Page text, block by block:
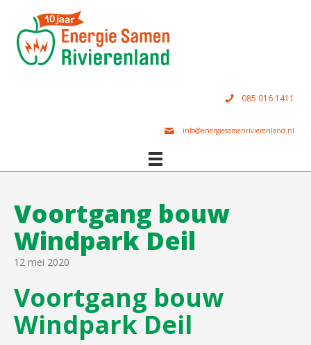
085 016 1411
info@energiesamenrivierenland.nl
Voortgang bouw
Windpark Deil
12 mei 2020
Voortgang bouw
Windpark Deil